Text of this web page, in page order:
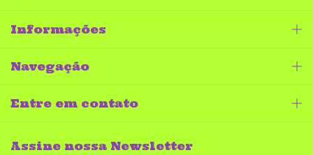
Informações
Navegação
Entre em contato
Assine nossa Newsletter